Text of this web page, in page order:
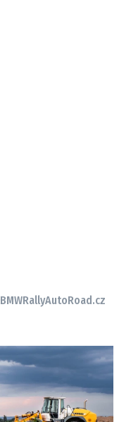
BMWRallyAutoRoad.cz